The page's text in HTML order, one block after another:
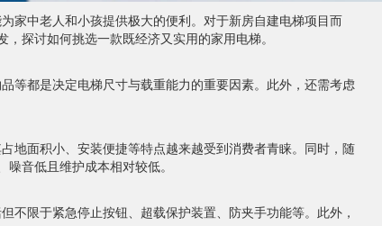
家中老人和小孩提供极大的便利。对于新房自建电梯项目而
探讨如何挑选一款既经济又实用的家用电梯。
等都是决定电梯尺寸与载重能力的重要因素。此外，还需考虑
地面积小、安装便捷等特点越来越受到消费者青睐。同时，随
音低且维护成本相对较低。
限于紧急停止按钮、超载保护装置、防夹手功能等。此外，